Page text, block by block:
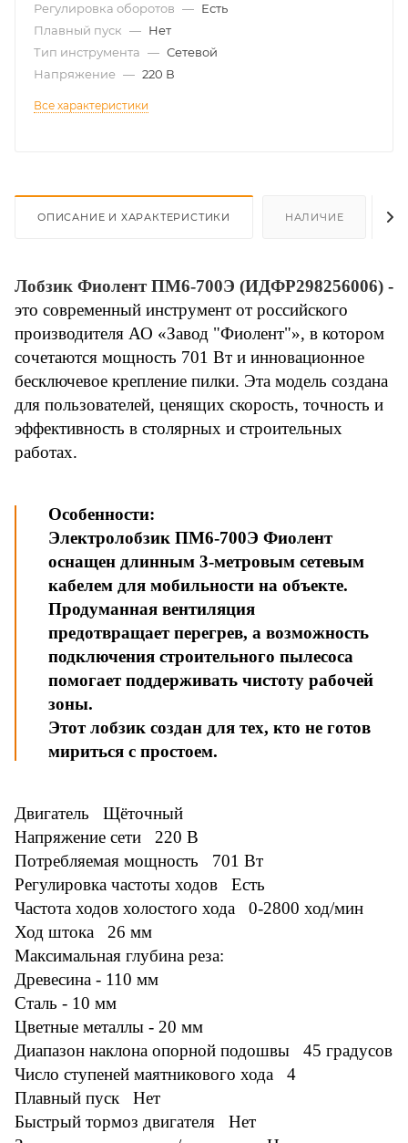
Регулировка оборотов — Есть
Плавный пуск — Нет
Тип инструмента — Сетевой
Напряжение — 220 В
Все характеристики
ОПИСАНИЕ И ХАРАКТЕРИСТИКИ НАЛИЧИЕ
Лобзик Фиолент ПМ6-700Э (ИДФР298256006) -
это современный инструмент от российского
производителя АО «Завод "Фиолент"», в котором
сочетаются мощность 701 Вт и инновационное
бесключевое крепление пилки. Эта модель создана
для пользователей, ценящих скорость, точность и
эффективность в столярных и строительных
работах.
Особенности:
Электролобзик ПМ6-700Э Фиолент
оснащен длинным 3-метровым сетевым
кабелем для мобильности на объекте.
Продуманная вентиляция
предотвращает перегрев, а возможность
подключения строительного пылесоса
помогает поддерживать чистоту рабочей
зоны.
Этот лобзик создан для тех, кто не готов
мириться с простоем.
Двигатель Щёточный
Напряжение сети 220 В
Потребляемая мощность 701 Вт
Регулировка частоты ходов Есть
Частота ходов холостого хода 0-2800 ход/мин
Ход штока 26 мм
Максимальная глубина реза:
Древесина - 110 мм
Сталь - 10 мм
Цветные металлы - 20 мм
Диапазон наклона опорной подошвы 45 градусов
Число ступеней маятникового хода 4
Плавный пуск Нет
Быстрый тормоз двигателя Нет